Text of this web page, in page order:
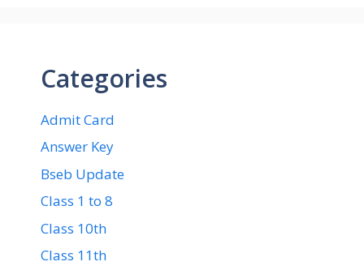
Categories
Admit Card
Answer Key
Bseb Update
Class 1 to 8
Class 10th
Class 11th